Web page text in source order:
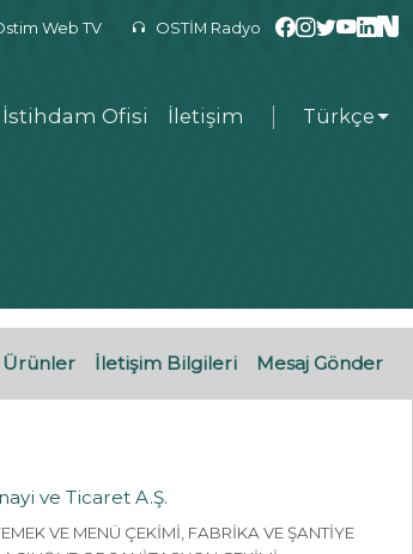
Web TV OSTİM Radyo
İstihdam Ofisi İletişim Türkçe
Ürünler İletişim Bilgileri Mesaj Gönder
ve Ticaret A.Ş.
VE MENÜ ÇEKİMİ, FABRİKA VE ŞANTİYE